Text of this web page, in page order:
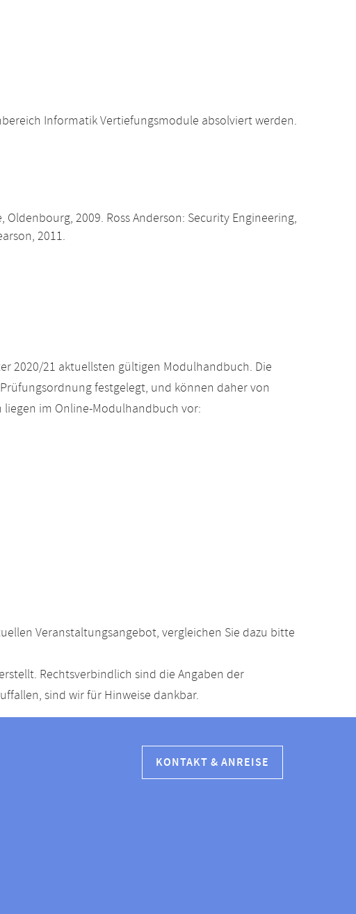
Informatik Vertiefungsmodule absolviert werden.
2009. Ross Anderson: Security Engineering,
2011.
2020/21 aktuellsten gültigen Modulhandbuch. Die
festgelegt, und können daher von
liegen im Online-Modulhandbuch vor:
Veranstaltungsangebot, vergleichen Sie dazu bitte
Rechtsverbindlich sind die Angaben der
sind wir für Hinweise dankbar.
KONTAKT & ANREISE